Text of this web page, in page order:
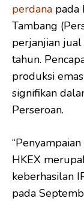
perdana pada
Tambang
perjanjian
tahun.
produksi
signifikan
Perseroan.
HKEX
keberhasilan
pada